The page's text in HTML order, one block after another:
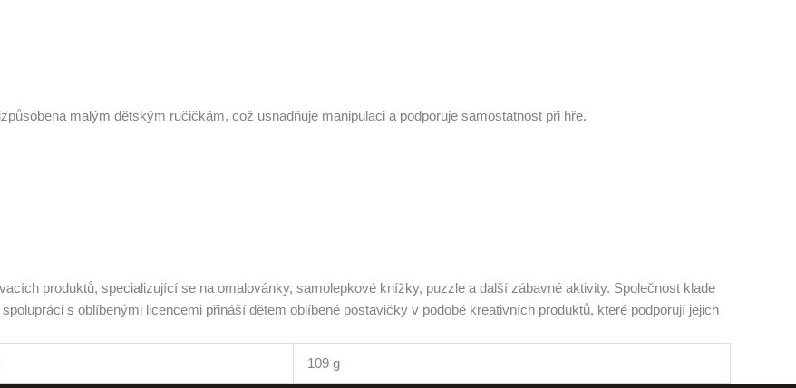
malým dětským ručičkám, což usnadňuje manipulaci a podporuje samostatnost při hře.
produktů, specializující se na omalovánky, samolepkové knížky, puzzle a další zábavné aktivity. Společnost klade
s oblíbenými licencemi přináší dětem oblíbené postavičky v podobě kreativních produktů, které podporují jejich
109 g